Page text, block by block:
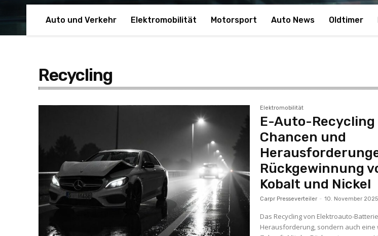
Auto und Verkehr Elektromobilität Motorsport Auto News Oldtimer
Recycling
Elektromobilität
E-Auto-
Chancen und
Rückgewinnung
Kobalt und Nickel
Carpr Presseverteiler - 10. November 2025
Das Recycling von Elektroauto-
Herausforderung, sondern auch